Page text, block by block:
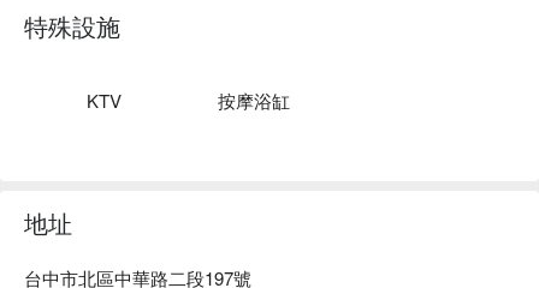
優勝美地汽車旅館中華會館優惠、優勝美地汽車旅館中華會館
住宿方案、優勝美地汽車旅館中華會館休息方案立刻查看⬇︎
特殊設施
KTV 按摩浴缸
地址
台中市北區中華路二段197號